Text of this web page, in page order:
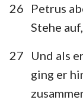
26
Petrus
Stehe
27
Und als
ging er